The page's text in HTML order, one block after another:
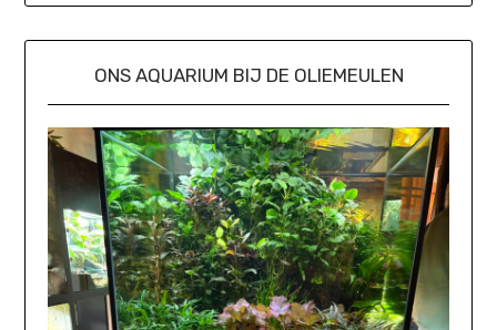
ONS AQUARIUM BIJ DE OLIEMEULEN